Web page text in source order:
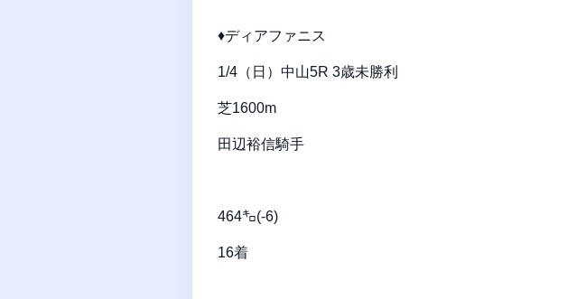
♦ディアファニス
1/4（日）中山5R 3歳未勝利
芝1600m
田辺裕信騎手
464㌔(-6)
16着